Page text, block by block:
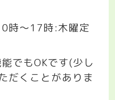
時〜17時:木曜定
でもOKです(少し
だくことがありま